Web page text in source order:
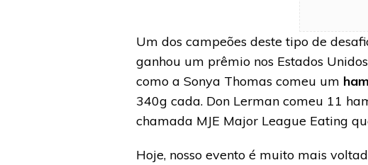
Um dos campeões deste tipo de
ganhou um prêmio nos Estados
como a Sonya Thomas comeu um
340g cada. Don Lerman comeu 11
chamada MJE Major League Eating
Hoje, nosso evento é muito mais